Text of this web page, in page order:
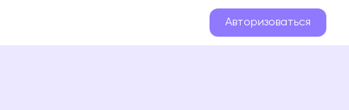
Авторизоваться